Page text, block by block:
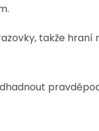
takže hraní